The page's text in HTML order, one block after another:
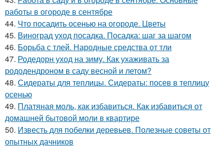
работы в огороде в сентябре
44. Что посадить осенью на огороде. Цветы
45. Виноград уход посадка. Посадка: шаг за шагом
46. Борьба с тлей. Народные средства от тли
47. Родедорн уход на зиму. Как ухаживать за
рододендроном в саду весной и летом?
48. Сидераты для теплицы. Сидераты: посев в теплицу
осенью
49. Платяная моль, как избавиться. Как избавиться от
домашней бытовой моли в квартире
50. Известь для побелки деревьев. Полезные советы от
опытных дачников